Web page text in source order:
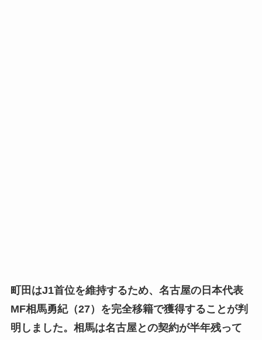
町田はJ1首位を維持するため、名古屋の日本代表
MF相馬勇紀（27）を完全移籍で獲得することが判
明しました。相馬は名古屋との契約が半年残って